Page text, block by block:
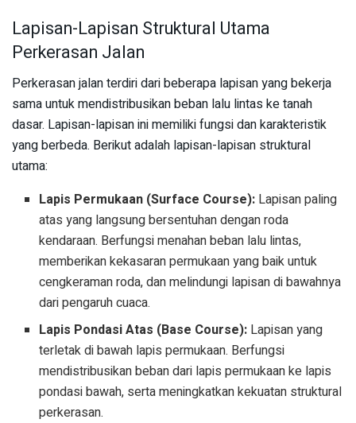
Lapisan-Lapisan Struktural Utama
Perkerasan Jalan
Perkerasan jalan terdiri dari beberapa lapisan yang bekerja
sama untuk mendistribusikan beban lalu lintas ke tanah
dasar. Lapisan-lapisan ini memiliki fungsi dan karakteristik
yang berbeda. Berikut adalah lapisan-lapisan struktural
utama:
Lapis Permukaan (Surface Course): Lapisan paling
atas yang langsung bersentuhan dengan roda
kendaraan. Berfungsi menahan beban lalu lintas,
memberikan kekasaran permukaan yang baik untuk
cengkeraman roda, dan melindungi lapisan di bawahnya
dari pengaruh cuaca.
Lapis Pondasi Atas (Base Course): Lapisan yang
terletak di bawah lapis permukaan. Berfungsi
mendistribusikan beban dari lapis permukaan ke lapis
pondasi bawah, serta meningkatkan kekuatan struktural
perkerasan.